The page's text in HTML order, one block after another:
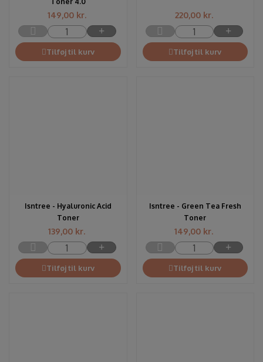
149,00 kr.
Tilføj til kurv
220,00 kr.
Tilføj til kurv
Isntree - Hyaluronic Acid
Toner
139,00 kr.
Tilføj til kurv
Isntree - Green Tea Fresh
Toner
149,00 kr.
Tilføj til kurv